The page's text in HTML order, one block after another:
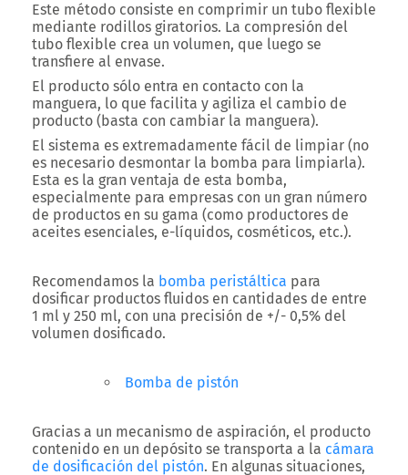
Este método consiste en comprimir un tubo flexible
mediante rodillos giratorios. La compresión del
tubo flexible crea un volumen, que luego se
transfiere al envase.
El producto sólo entra en contacto con la
manguera, lo que facilita y agiliza el cambio de
producto (basta con cambiar la manguera).
El sistema es extremadamente fácil de limpiar (no
es necesario desmontar la bomba para limpiarla).
Esta es la gran ventaja de esta bomba,
especialmente para empresas con un gran número
de productos en su gama (como productores de
aceites esenciales, e-líquidos, cosméticos, etc.).
Recomendamos la bomba peristáltica para
dosificar productos fluidos en cantidades de entre
1 ml y 250 ml, con una precisión de +/- 0,5% del
volumen dosificado.
Bomba de pistón
Gracias a un mecanismo de aspiración, el producto
contenido en un depósito se transporta a la cámara
de dosificación del pistón. En algunas situaciones,